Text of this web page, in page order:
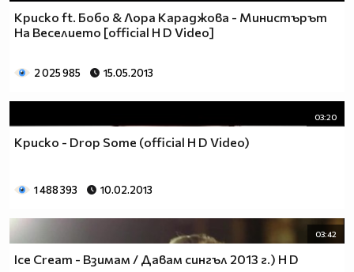
Криско ft. Бобо & Лора Караджова - Министърът
На Веселието [official H D Video]
2 025 985 15.05.2013
03:20
Криско - Drop Some (official H D Video)
1 488 393 10.02.2013
03:42
Ice Cream - Взимам / Давам сингъл 2013 г.) H D